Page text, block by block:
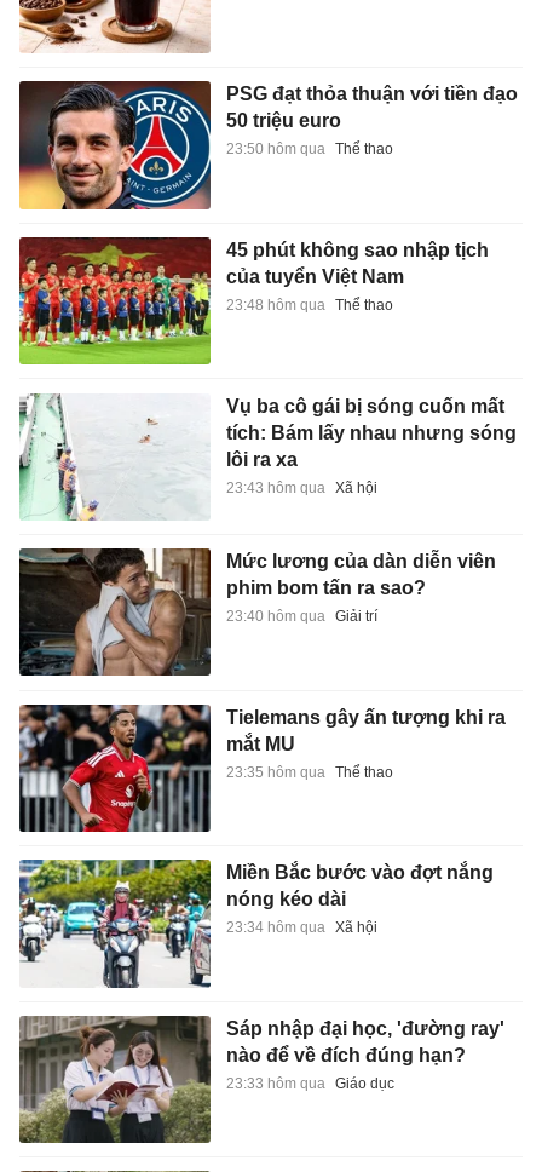
PSG đạt thỏa thuận với tiền đạo
50 triệu euro
23:50 hôm qua Thể thao
45 phút không sao nhập tịch
của tuyển Việt Nam
23:48 hôm qua Thể thao
Vụ ba cô gái bị sóng cuốn mất
tích: Bám lấy nhau nhưng sóng
lôi ra xa
23:43 hôm qua Xã hội
Mức lương của dàn diễn viên
phim bom tấn ra sao?
23:40 hôm qua Giải trí
Tielemans gây ấn tượng khi ra
mắt MU
23:35 hôm qua Thể thao
Miền Bắc bước vào đợt nắng
nóng kéo dài
23:34 hôm qua Xã hội
Sáp nhập đại học, 'đường ray'
nào để về đích đúng hạn?
23:33 hôm qua Giáo dục